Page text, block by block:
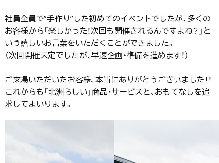
社員全員で”手作り”した初めてのイベントでしたが、多くの
お客様から「楽しかった！次回も開催されるんですよね？」と
いう嬉しいお言葉をいただくことができました。
（次回開催未定でしたが、早速企画・準備を進めます！）
ご来場いただいたお客様、本当にありがとうございました！！
これからも「北洲らしい」商品・サービスと、おもてなしを追
求してまいります。